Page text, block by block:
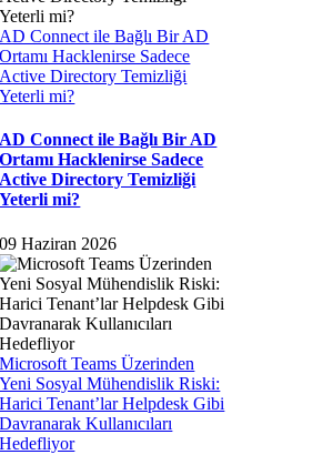
AD Connect ile Bağlı Bir AD
Ortamı Hacklenirse Sadece
Active Directory Temizliği
Yeterli mi?
AD Connect ile Bağlı Bir AD
Ortamı Hacklenirse Sadece
Active Directory Temizliği
Yeterli mi?
09 Haziran 2026
Microsoft Teams Üzerinden
Yeni Sosyal Mühendislik Riski:
Harici Tenant’lar Helpdesk Gibi
Davranarak Kullanıcıları
Hedefliyor